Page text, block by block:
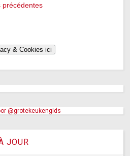
précédentes
@grotekeukengids
JOUR